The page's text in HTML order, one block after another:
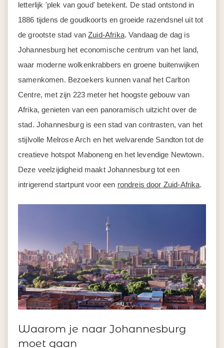
letterlijk 'plek van goud' betekent. De stad ontstond in
1886 tijdens de goudkoorts en groeide razendsnel uit tot
de grootste stad vanZuid-Afrika. Vandaag de dag is
Johannesburg het economische centrum van het land,
waar moderne wolkenkrabbers en groene buitenwijken
samenkomen. Bezoekers kunnen vanaf het Carlton
Centre, met zijn 223 meter het hoogste gebouw van
Afrika, genieten van een panoramisch uitzicht over de
stad. Johannesburg is een stad van contrasten, van het
stijlvolle Melrose Arch en het welvarende Sandton tot de
creatieve hotspot Maboneng en het levendige Newtown.
Deze veelzijdigheid maakt Johannesburg tot een
intrigerend startpunt voor een rondreis door Zuid-Afrika.
Waarom je naar Johannesburg
moet gaan